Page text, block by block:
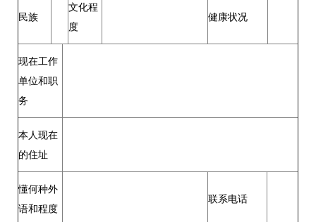
民族
文化程
度
健康状况
现在工作
单位和职
务
本人现在
的住址
懂何种外
语和程度
联系电话